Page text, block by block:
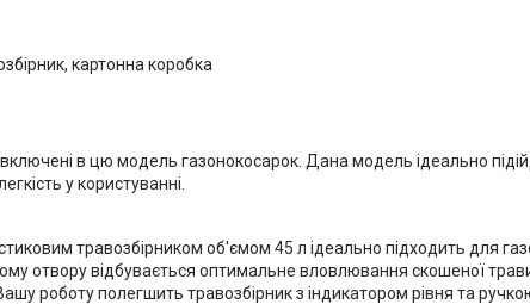
картонна коробка
в цю модель газонокосарок. Дана модель ідеально
у користуванні.
травозбірником об'ємом 45 л ідеально підходить для
отвору відбувається оптимальне вловлювання скошеної
роботу полегшить травозбірник з індикатором рівня та